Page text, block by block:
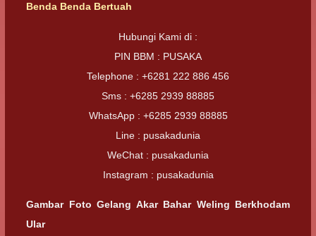
Benda Benda Bertuah
Hubungi Kami di :
PIN BBM : PUSAKA
Telephone : +6281 222 886 456
Sms : +6285 2939 88885
WhatsApp : +6285 2939 88885
Line : pusakadunia
WeChat : pusakadunia
Instagram : pusakadunia
Gambar Foto Gelang Akar Bahar Weling Berkhodam
Ular